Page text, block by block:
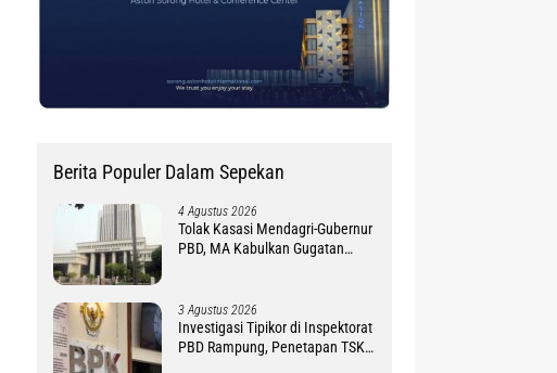
Berita Populer Dalam Sepekan
4 Agustus 2026
Tolak Kasasi Mendagri-Gubernur
PBD, MA Kabulkan Gugatan
3 Agustus 2026
Investigasi Tipikor di Inspektorat
PBD Rampung, Penetapan TSK